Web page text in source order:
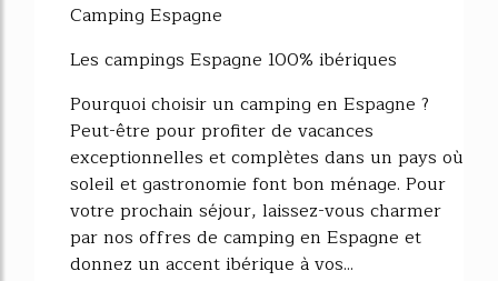
Camping Espagne
Les campings Espagne 100% ibériques
Pourquoi choisir un camping en Espagne ?
Peut-être pour profiter de vacances
exceptionnelles et complètes dans un pays où
soleil et gastronomie font bon ménage. Pour
votre prochain séjour, laissez-vous charmer
par nos offres de camping en Espagne et
donnez un accent ibérique à vos...